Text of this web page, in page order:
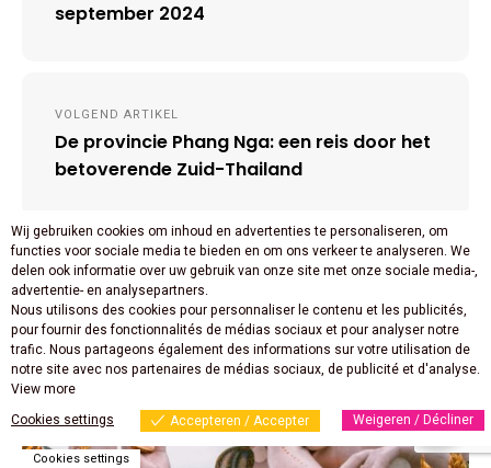
september 2024
VOLGEND ARTIKEL
De provincie Phang Nga: een reis door het
betoverende Zuid-Thailand
Gerelateerde artikelen
Wij gebruiken cookies om inhoud en advertenties te personaliseren, om
functies voor sociale media te bieden en om ons verkeer te analyseren. We
delen ook informatie over uw gebruik van onze site met onze sociale media-,
advertentie- en analysepartners.
Nous utilisons des cookies pour personnaliser le contenu et les publicités,
pour fournir des fonctionnalités de médias sociaux et pour analyser notre
trafic. Nous partageons également des informations sur votre utilisation de
notre site avec nos partenaires de médias sociaux, de publicité et d'analyse.
View more
Cookies settings
Accepteren / Accepter Weigeren / Décliner
Cookies settings